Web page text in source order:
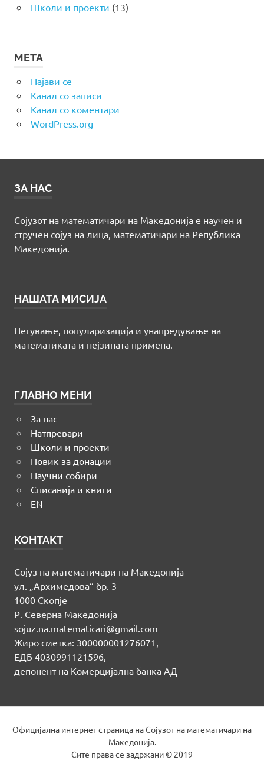
Школи и проекти (13)
МЕТА
Најави се
Канал со записи
Канал со коментари
WordPress.org
ЗА НАС
Сојузот на математичари на Македонија е научен и
стручен сојуз на лица, математичари на Република
Македонија.
НАШАТА МИСИЈА
Негување, популаризација и унапредување на
математиката и нејзината примена.
ГЛАВНО МЕНИ
За нас
Натпревари
Школи и проекти
Повик за донации
Научни собири
Списанија и книги
EN
КОНТАКТ
Сојуз на математичари на Македонија
ул. „Архимедова“ бр. 3
1000 Скопје
Р. Северна Македонија
sojuz.na.matematicari@gmail.com
Жиро сметка: 300000001276071,
ЕДБ 4030991121596,
депонент на Комерцијална банка АД
Официјална интернет страница на Сојузот на математичари на
Македонија.
Сите права се задржани © 2019